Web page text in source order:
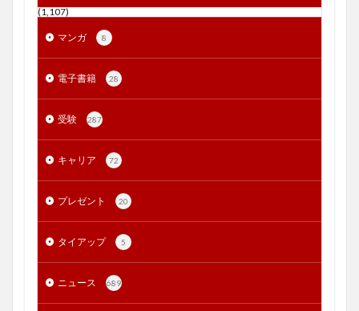
(1,107)
マンガ 8
電子書籍 28
受験 287
キャリア 72
プレゼント 20
タイアップ 5
ニュース 689